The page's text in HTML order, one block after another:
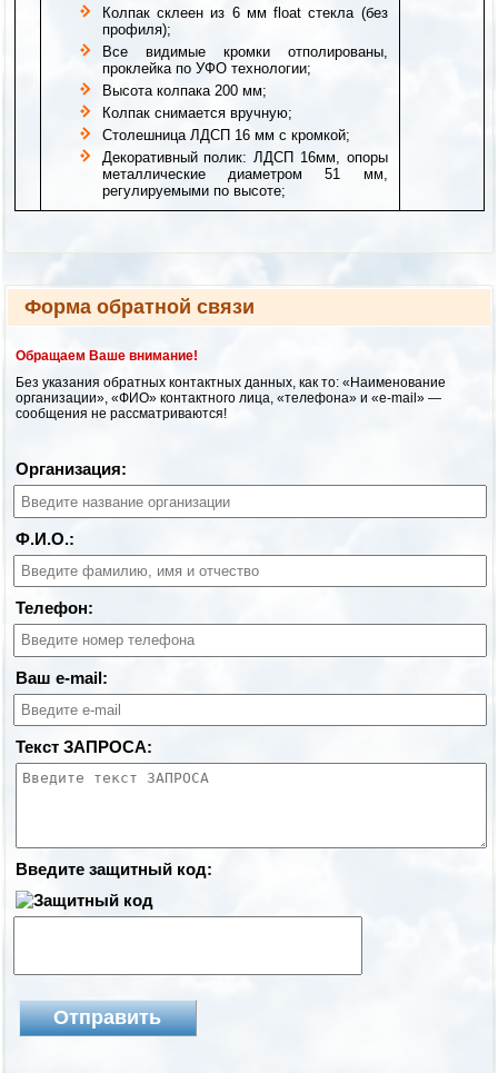
Колпак склеен из 6 мм float стекла (без
профиля);
Все видимые кромки отполированы,
проклейка по УФО технологии;
Высота колпака 200 мм;
Колпак снимается вручную;
Столешница ЛДСП 16 мм с кромкой;
Декоративный полик: ЛДСП 16мм, опоры
металлические диаметром 51 мм,
регулируемыми по высоте;
Форма обратной связи
Обращаем Ваше внимание!
Без указания обратных контактных данных, как то: «Наименование
организации», «ФИО» контактного лица, «телефона» и «e-mail» —
сообщения не рассматриваются!
Организация:
Ф.И.О.:
Телефон:
Ваш e-mail:
Текст ЗАПРОСА:
Введите защитный код: